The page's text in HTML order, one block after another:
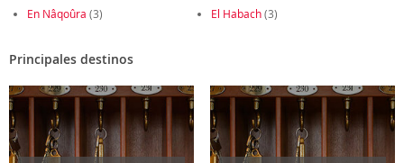
En Nâqoûra (3) El Habach(3)
Principales destinos